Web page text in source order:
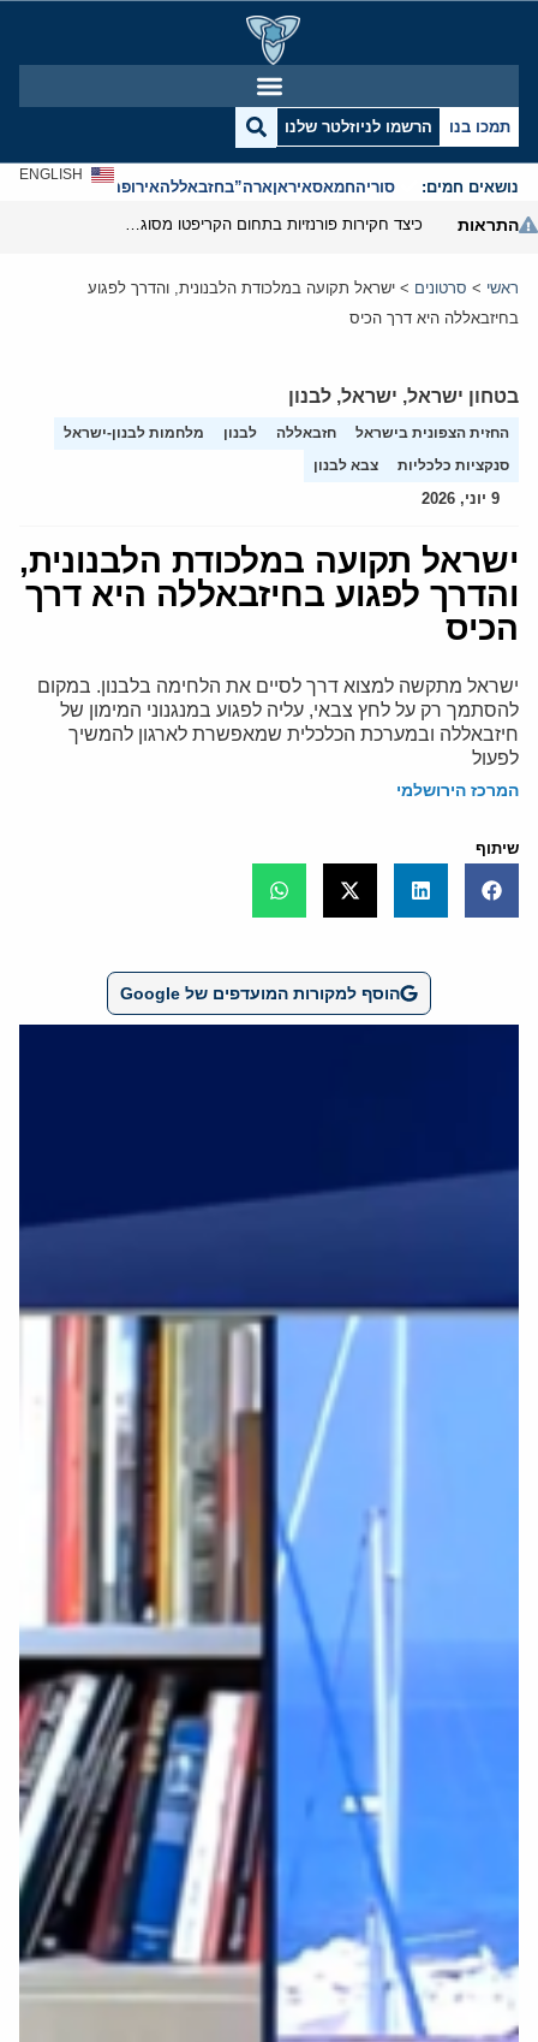
תמכו בנו הרשמו לניוזלטר שלנו
נושאים חמים: סוריהחמאסאיראןארה”בחזבאללהאירופהאנטישמיות
ENGLISH
התראות
ראשי > סרטונים > ישראל תקועה במלכודת הלבנונית, והדרך לפגוע
בחיזבאללה היא דרך הכיס
בטחון ישראל, ישראל, לבנון
החזית הצפונית בישראל חזבאללה לבנון
מלחמות לבנון-ישראל
סנקציות כלכליות
צבא לבנון
9 יוני, 2026
ישראל תקועה במלכודת הלבנונית,
והדרך לפגוע בחיזבאללה היא דרך
הכיס
ישראל מתקשה למצוא דרך לסיים את הלחימה בלבנון. במקום
להסתמך רק על לחץ צבאי, עליה לפגוע במנגנוני המימון של
חיזבאללה ובמערכת הכלכלית שמאפשרת לארגון להמשיך
לפעול
המרכז הירושלמי
שיתוף
הוסף למקורות המועדפים של Google